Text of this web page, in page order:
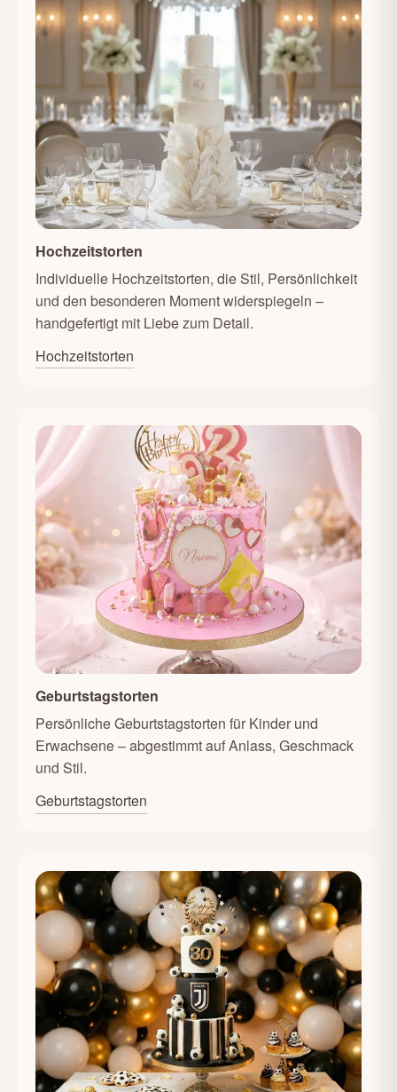
Hochzeitstorten
Individuelle Hochzeitstorten, die Stil, Persönlichkeit
und den besonderen Moment widerspiegeln –
handgefertigt mit Liebe zum Detail.
Hochzeitstorten
Geburtstagstorten
Persönliche Geburtstagstorten für Kinder und
Erwachsene – abgestimmt auf Anlass, Geschmack
und Stil.
Geburtstagstorten